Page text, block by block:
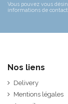
Vous pouvez vous
informations de
Nos liens
Delivery
Mentions légales